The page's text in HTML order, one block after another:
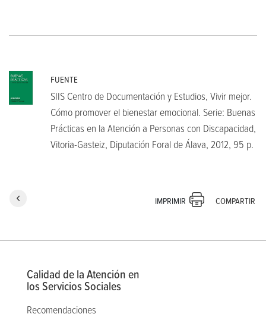
FUENTE
SIIS Centro de Documentación y Estudios, Vivir mejor.
Cómo promover el bienestar emocional. Serie: Buenas
Prácticas en la Atención a Personas con Discapacidad,
Vitoria-Gasteiz, Diputación Foral de Álava, 2012, 95 p.
IMPRIMIR COMPARTIR
Calidad de la Atención en
los Servicios Sociales
Recomendaciones